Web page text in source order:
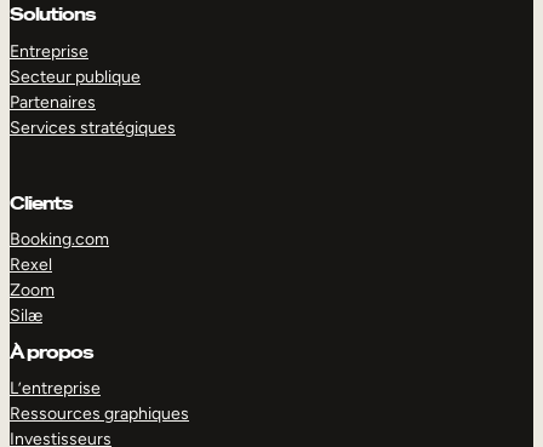
Solutions
Entreprise
Secteur publique
Partenaires
Services stratégiques
Clients
Booking.com
Rexel
Zoom
Silæ
À propos
L’entreprise
Ressources graphiques
Investisseurs